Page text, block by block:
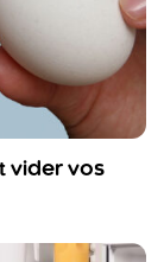
vider vos